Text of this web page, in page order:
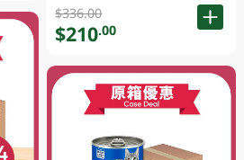
$336.00
$210.00